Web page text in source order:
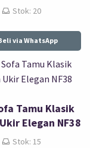
Stok: 20
via WhatsApp
Tamu Klasik
Elegan NF38
Stok: 15